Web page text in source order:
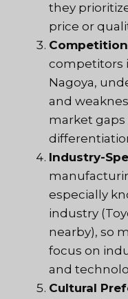
they
price or
competitors
Nagoya,
and
market
Industry-
especially
industry
nearby), so
focus on
and
Cultural